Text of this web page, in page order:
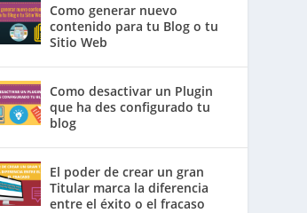
Como generar nuevo
contenido para tu Blog o tu
Sitio Web
Como desactivar un Plugin
que ha des configurado tu
blog
El poder de crear un gran
Titular marca la diferencia
entre el éxito o el fracaso